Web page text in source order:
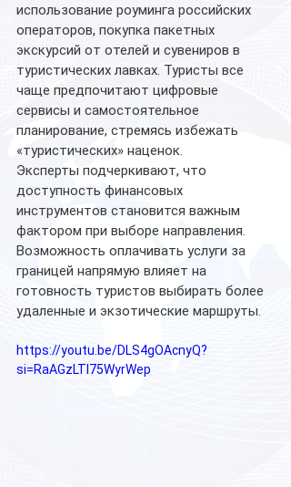
использование роуминга российских
операторов, покупка пакетных
экскурсий от отелей и сувениров в
туристических лавках. Туристы все
чаще предпочитают цифровые
сервисы и самостоятельное
планирование, стремясь избежать
«туристических» наценок.
Эксперты подчеркивают, что
доступность финансовых
инструментов становится важным
фактором при выборе направления.
Возможность оплачивать услуги за
границей напрямую влияет на
готовность туристов выбирать более
удаленные и экзотические маршруты.
https://youtu.be/DLS4gOAcnyQ?
si=RaAGzLTl75WyrWep